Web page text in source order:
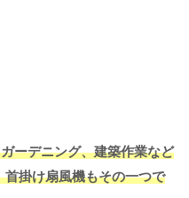
ーデニング、建築作業など
掛け扇風機もその一つで